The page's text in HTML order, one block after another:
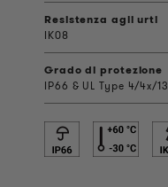
Resistenza agli urti
IK08
Grado di protezione
IP66 & UL Type 4/4x/13